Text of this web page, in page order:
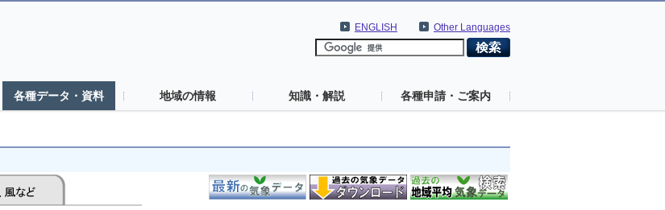
Other Languages
ENGLISH
各種データ・資料 地域の情報 知識・解説 各種申請・ご案内